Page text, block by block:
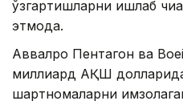
ўзгартишларни ишлаб
этмоқда.
Аввалроқ Пентагон ва
миллиард АҚШ
шартномаларни